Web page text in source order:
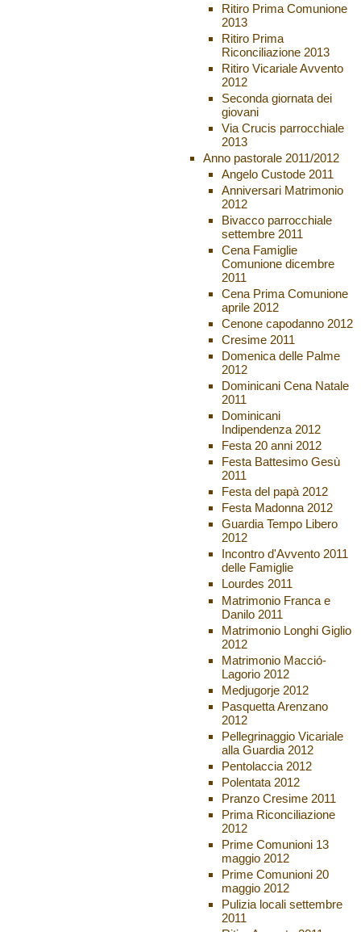
Ritiro Prima Comunione
2013
Ritiro Prima
Riconciliazione 2013
Ritiro Vicariale Avvento
2012
Seconda giornata dei
giovani
Via Crucis parrocchiale
2013
Anno pastorale 2011/2012
Angelo Custode 2011
Anniversari Matrimonio
2012
Bivacco parrocchiale
settembre 2011
Cena Famiglie
Comunione dicembre
2011
Cena Prima Comunione
aprile 2012
Cenone capodanno 2012
Cresime 2011
Domenica delle Palme
2012
Dominicani Cena Natale
2011
Dominicani
Indipendenza 2012
Festa 20 anni 2012
Festa Battesimo Gesù
2011
Festa del papà 2012
Festa Madonna 2012
Guardia Tempo Libero
2012
Incontro d'Avvento 2011
delle Famiglie
Lourdes 2011
Matrimonio Franca e
Danilo 2011
Matrimonio Longhi Giglio
2012
Matrimonio Macció-
Lagorio 2012
Medjugorje 2012
Pasquetta Arenzano
2012
Pellegrinaggio Vicariale
alla Guardia 2012
Pentolaccia 2012
Polentata 2012
Pranzo Cresime 2011
Prima Riconciliazione
2012
Prime Comunioni 13
maggio 2012
Prime Comunioni 20
maggio 2012
Pulizia locali settembre
2011